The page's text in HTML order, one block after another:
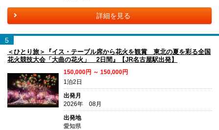
詳細を見る
5
＜ひとり旅＞『イス・テーブル席から花火を観賞 東北の夏を彩る全国
花火競技大会「大曲の花火」 2日間』【JR名古屋駅出発】
150,000円 ～ 150,000円
1泊2日
出発月
2026年 08月
出発地
愛知県